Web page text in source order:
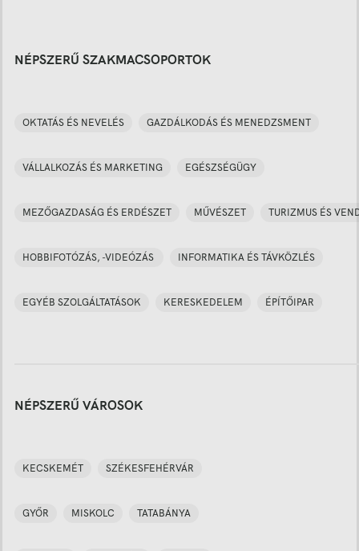
NÉPSZERŰ SZAKMACSOPORTOK
OKTATÁS ÉS NEVELÉS GAZDÁLKODÁS ÉS MENEDZSMENT
VÁLLALKOZÁS ÉS MARKETING EGÉSZSÉGÜGY
MEZŐGAZDASÁG ÉS ERDÉSZET MŰVÉSZET TURIZMUS ÉS
HOBBIFOTÓZÁS, -VIDEÓZÁS INFORMATIKA ÉS TÁVKÖZLÉS
EGYÉB SZOLGÁLTATÁSOK KERESKEDELEM ÉPÍTŐIPAR
NÉPSZERŰ VÁROSOK
KECSKEMÉT SZÉKESFEHÉRVÁR
GYŐR MISKOLC TATABÁNYA